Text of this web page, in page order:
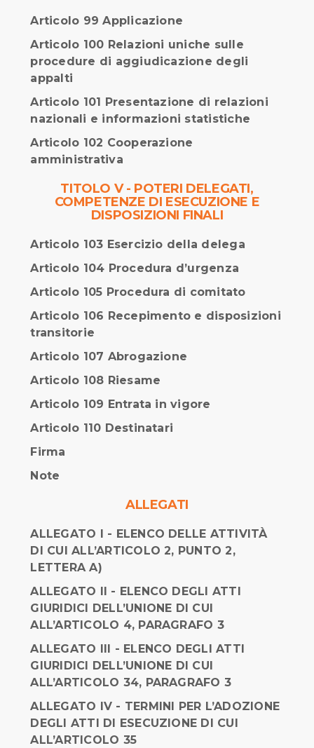
Articolo 99 Applicazione
Articolo 100 Relazioni uniche sulle
procedure di aggiudicazione degli
appalti
Articolo 101 Presentazione di relazioni
nazionali e informazioni statistiche
Articolo 102 Cooperazione
amministrativa
TITOLO V - POTERI DELEGATI,
COMPETENZE DI ESECUZIONE E
DISPOSIZIONI FINALI
Articolo 103 Esercizio della delega
Articolo 104 Procedura d’urgenza
Articolo 105 Procedura di comitato
Articolo 106 Recepimento e disposizioni
transitorie
Articolo 107 Abrogazione
Articolo 108 Riesame
Articolo 109 Entrata in vigore
Articolo 110 Destinatari
Firma
Note
ALLEGATI
ALLEGATO I - ELENCO DELLE ATTIVITÀ
DI CUI ALL’ARTICOLO 2, PUNTO 2,
LETTERA A)
ALLEGATO II - ELENCO DEGLI ATTI
GIURIDICI DELL’UNIONE DI CUI
ALL’ARTICOLO 4, PARAGRAFO 3
ALLEGATO III - ELENCO DEGLI ATTI
GIURIDICI DELL’UNIONE DI CUI
ALL’ARTICOLO 34, PARAGRAFO 3
ALLEGATO IV - TERMINI PER L’ADOZIONE
DEGLI ATTI DI ESECUZIONE DI CUI
ALL’ARTICOLO 35